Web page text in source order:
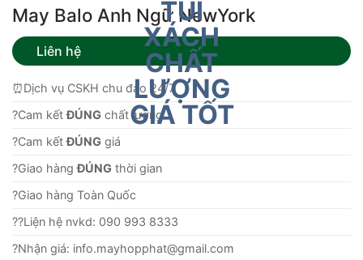
May Balo Anh Ngữ NewYork
Liên hệ
⏰Dịch vụ CSKH chu đáo 24/7
?Cam kếtĐÚNG chất lượng.
?Cam kếtĐÚNG giá
?Giao hàngĐÚNG thời gian
?Giao hàng Toàn Quốc
??Liện hệ nvkd: 090 993 8333
?Nhận giá: info.mayhopphat@gmail.com